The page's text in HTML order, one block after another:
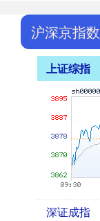
沪深京指数
上证综指
深证成指